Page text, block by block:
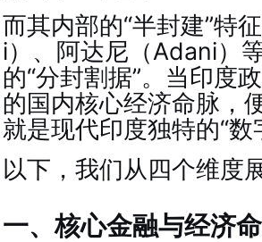
而其内部的“半封建”特
i）、阿达尼（Adani）
的“分封割据”。当印度
的国内核心经济命脉
就是现代印度独特的“数
以下，我们从四个维度
一、核心金融与经济